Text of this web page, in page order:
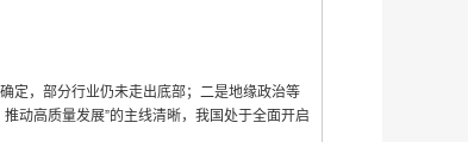
定，部分行业仍未走出底部；二是地缘政治等
动高质量发展”的主线清晰，我国处于全面开启